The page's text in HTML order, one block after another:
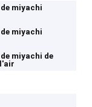
miyachi
miyachi
miyachi de